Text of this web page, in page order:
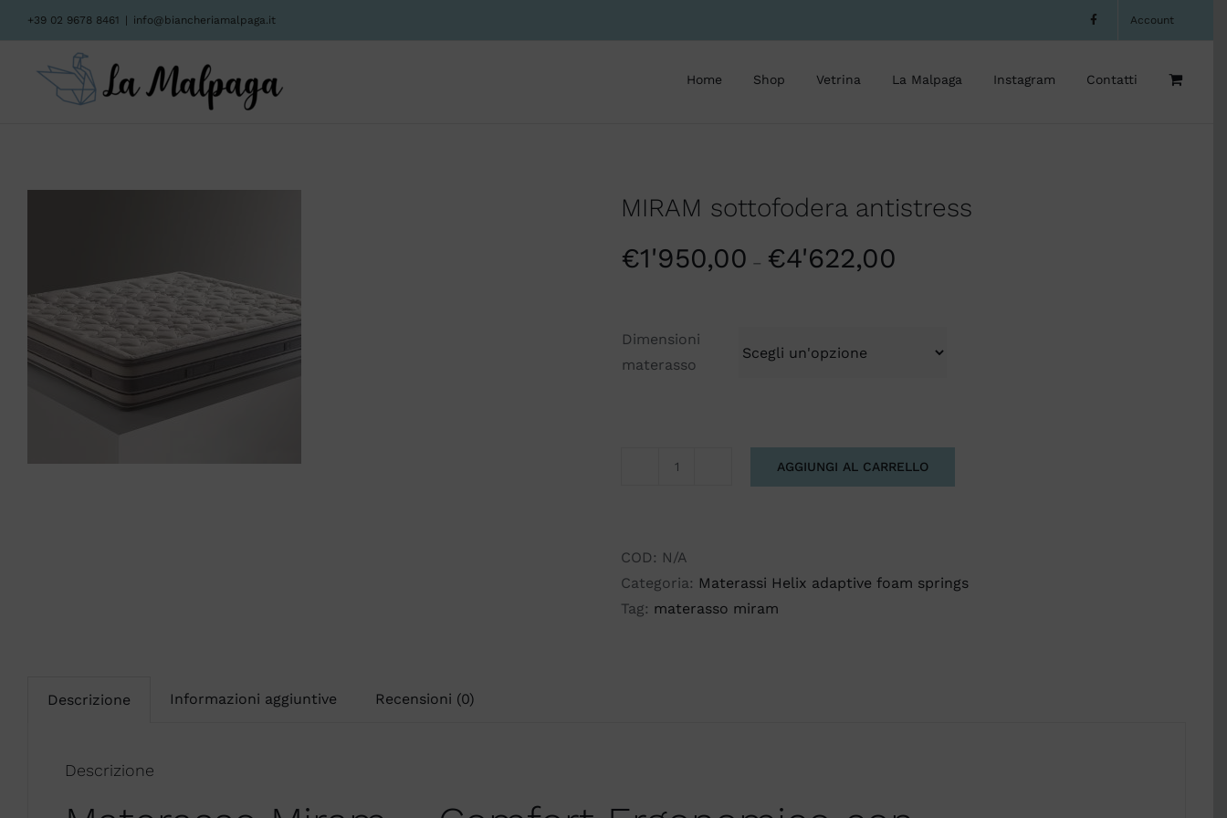
al
contenuto
+39 02 9678 8461 info@biancheriamalpaga.it Account
Home Shop Vetrina La Malpaga Instagram Contatti
MIRAM sottofodera antistress
€1'950,00 – €4'622,00
Dimensioni
materasso
quantità
AGGIUNGI AL CARRELLO
COD: N/A
Categoria: Materassi Helix adaptive foam springs
Tag: materasso miram
Descrizione Informazioni aggiuntive Recensioni (0)
Descrizione